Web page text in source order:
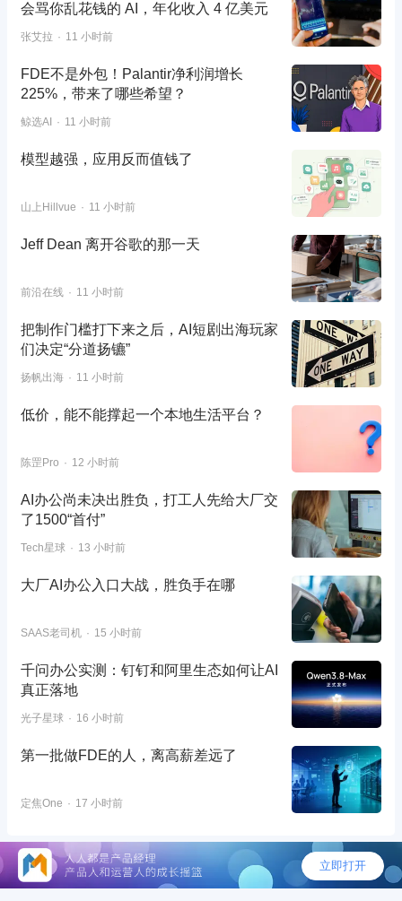
会骂你乱花钱的 AI，年化收入 4 亿美元
张艾拉 11 小时前
FDE不是外包！Palantir净利润增长
225%，带来了哪些希望？
鲸选AI 11 小时前
模型越强，应用反而值钱了
山上Hillvue 11 小时前
Jeff Dean 离开谷歌的那一天
前沿在线 11 小时前
把制作门槛打下来之后，AI短剧出海玩家
们决定“分道扬镳”
扬帆出海 11 小时前
低价，能不能撑起一个本地生活平台？
陈罡Pro 12 小时前
AI办公尚未决出胜负，打工人先给大厂交
了1500“首付”
Tech星球 13 小时前
大厂AI办公入口大战，胜负手在哪
SAAS老司机 15 小时前
千问办公实测：钉钉和阿里生态如何让AI
真正落地
光子星球 16 小时前
第一批做FDE的人，离高薪差远了
定焦One 17 小时前
©2026 - 人人都是产品经理